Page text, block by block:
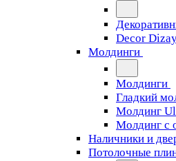
Decor
Молдинги
Молдинги
Гладкий
Молдинг
Молдинг с
Наличники и
Потолочные